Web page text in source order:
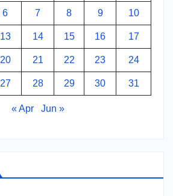
6 7 8 9 10
13 14 15 16 17
20 21 22 23 24
27 28 29 30 31
« Apr Jun »